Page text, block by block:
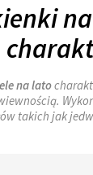
na lato
takich jak